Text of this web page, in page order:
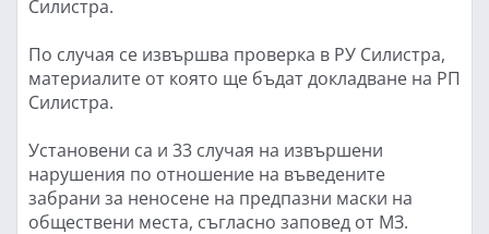
Силистра.
По случая се извършва проверка в РУ Силистра,
материалите от която ще бъдат докладване на РП
Силистра.
Установени са и 33 случая на извършени
нарушения по отношение на въведените
забрани за неносене на предпазни маски на
обществени места, съгласно заповед от МЗ.